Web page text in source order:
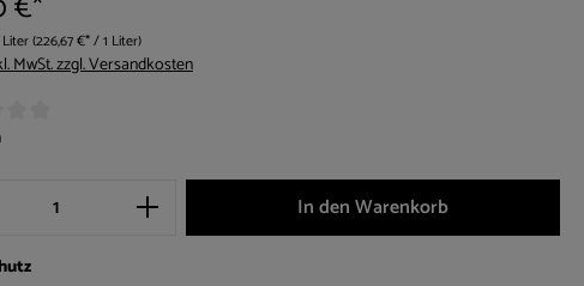
Liter(226,67 €* / 1 Liter)
MwSt. zzgl. Versandkosten
Bewertung von 0 von 5 Sternen
Anzahl: Gib den gewünschten Wert ein
In den Warenkorb